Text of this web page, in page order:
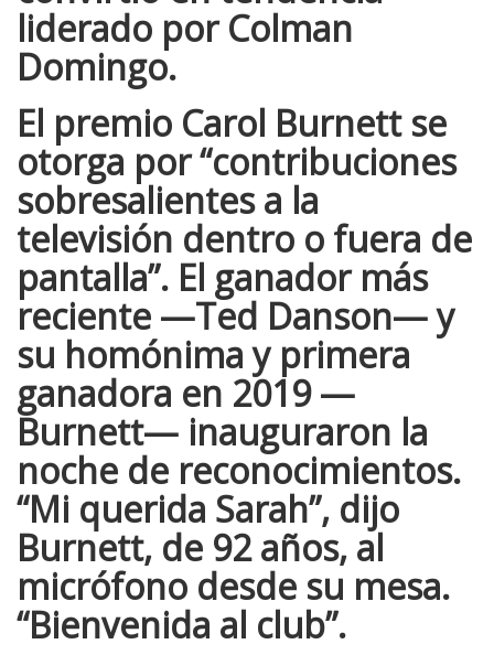
liderado porColman
Domingo.
El premio Carol Burnett se
otorga por “contribuciones
sobresalientes a la
televisión dentro o fuera de
pantalla”. El ganador más
reciente —Ted Danson— y
su homónima y primera
ganadora en 2019 —
Burnett— inauguraron la
noche de reconocimientos.
“Mi querida Sarah”, dijo
Burnett, de 92 años, al
micrófono desde su mesa.
“Bienvenida al club”.